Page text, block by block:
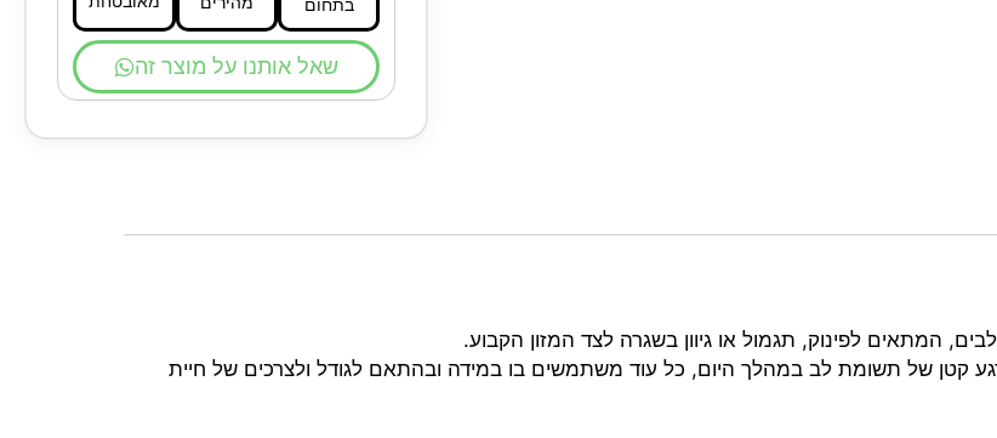
בתחום
שאל אותנו על מוצר זה
המתאים לפינוק, תגמול או גיוון בשגרה לצד המזון הקבוע.
קטן של תשומת לב במהלך היום, כל עוד משתמשים בו במידה ובהתאם לגודל ולצרכים של חיית